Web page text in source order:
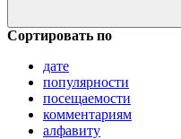
Сортировать по
дате
популярности
посещаемости
комментариям
алфавиту